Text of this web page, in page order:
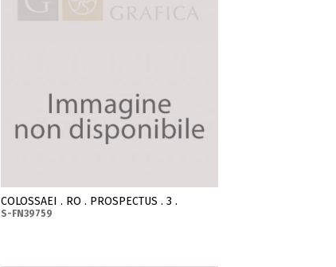
COLOSSAEI . RO . PROSPECTUS . 3 .
S-FN39759